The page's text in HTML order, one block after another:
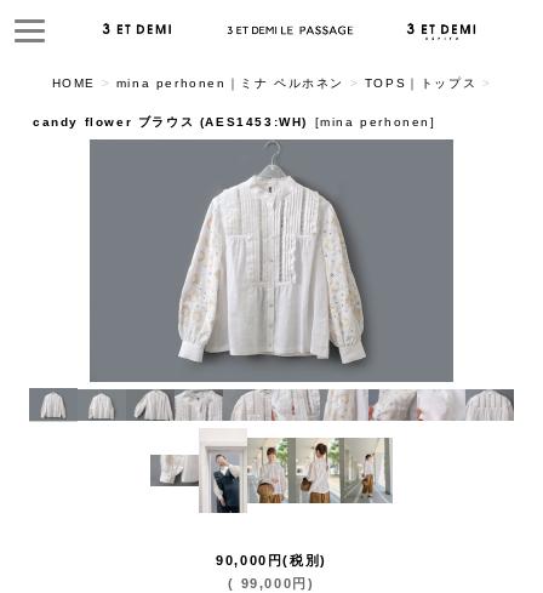
HOME > mina perhonen｜ミナ ペルホネン > TOPS｜トップス >
candy flower ブラウス (AES1453:WH) [mina perhonen]
90,000 円(税別)
( 99,000 円 )